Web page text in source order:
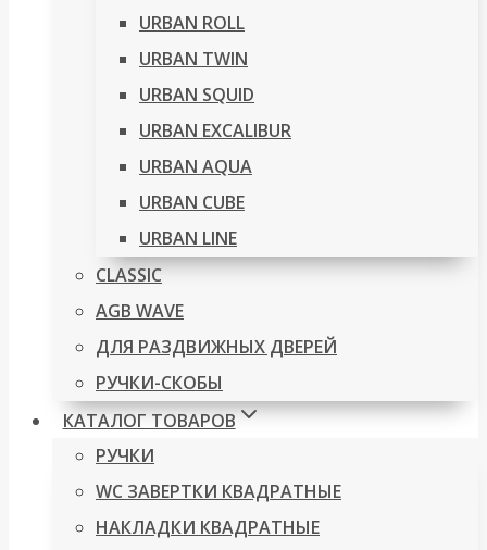
URBAN ROLL
URBAN TWIN
URBAN SQUID
URBAN EXCALIBUR
URBAN AQUA
URBAN CUBE
URBAN LINE
CLASSIC
AGB WAVE
ДЛЯ РАЗДВИЖНЫХ ДВЕРЕЙ
РУЧКИ-СКОБЫ
КАТАЛОГ ТОВАРОВ
РУЧКИ
WC ЗАВЕРТКИ КВАДРАТНЫЕ
НАКЛАДКИ КВАДРАТНЫЕ